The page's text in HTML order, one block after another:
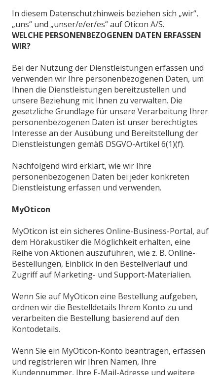
In diesem Datenschutzhinweis beziehen sich „wir“,
„uns“ und „unser/e/er/es“ auf Oticon A/S.
WELCHE PERSONENBEZOGENEN DATEN ERFASSEN
WIR?
Bei der Nutzung der Dienstleistungen erfassen und
verwenden wir Ihre personenbezogenen Daten, um
Ihnen die Dienstleistungen bereitzustellen und
unsere Beziehung mit Ihnen zu verwalten. Die
gesetzliche Grundlage für unsere Verarbeitung Ihrer
personenbezogenen Daten ist unser berechtigtes
Interesse an der Ausübung und Bereitstellung der
Dienstleistungen gemäß DSGVO-Artikel 6(1)(f).
Nachfolgend wird erklärt, wie wir Ihre
personenbezogenen Daten bei jeder konkreten
Dienstleistung erfassen und verwenden.
MyOticon
MyOticon ist ein sicheres Online-Business-Portal, auf
dem Hörakustiker die Möglichkeit erhalten, eine
Reihe von Aktionen auszuführen, wie z. B. Online-
Bestellungen, Einblick in den Bestellverlauf und
Zugriff auf Marketing- und Support-Materialien.
Wenn Sie auf MyOticon eine Bestellung aufgeben,
ordnen wir die Bestelldetails Ihrem Konto zu und
verarbeiten die Bestellung basierend auf den
Kontodetails.
Wenn Sie ein MyOticon-Konto beantragen, erfassen
und registrieren wir Ihren Namen, Ihre
Kundennummer, Ihre E-Mail-Adresse und weitere